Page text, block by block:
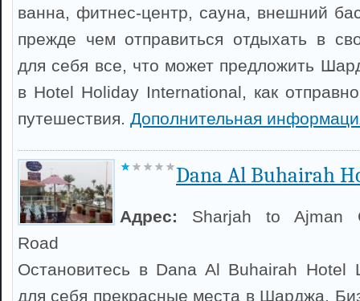
ванна, фитнес-центр, сауна, внешний
прежде чем отправиться отдыхать в
для себя все, что может предложить
в Hotel Holiday International, как
путешествия. Дополнительная
Dana Al Buhairah
Адрес: Sharjah to Ajman
Road
Остановитесь в Dana Al Buhairah Hotel
для себя прекрасные места в Шарджа.